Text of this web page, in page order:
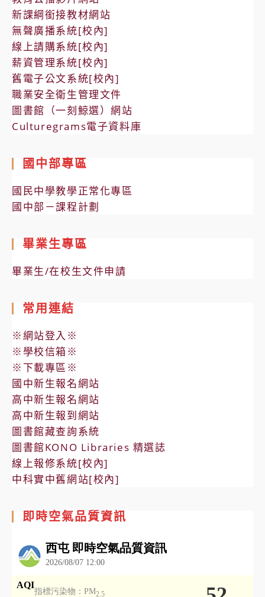
新課綱銜接教材網站
無聲廣播系統[校內]
線上請購系統[校內]
薪資管理系統[校內]
舊電子公文系統[校內]
職業安全衛生管理文件
圖書館（一刻鯨選）網站
Culturegrams電子資料庫
國中部專區
國民中學教學正常化專區
國中部－課程計劃
畢業生專區
畢業生/在校生文件申請
常用連結
※網站登入※
※學校信箱※
※下載專區※
國中新生報名網站
高中新生報名網站
高中新生報到網站
圖書館藏查詢系統
圖書館KONO Libraries 精選誌
線上報修系統[校內]
中科實中舊網站[校內]
即時空氣品質資訊